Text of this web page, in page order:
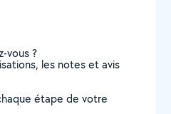
vous ?
les notes et avis
étape de votre